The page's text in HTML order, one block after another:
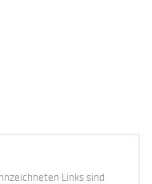
Links sind